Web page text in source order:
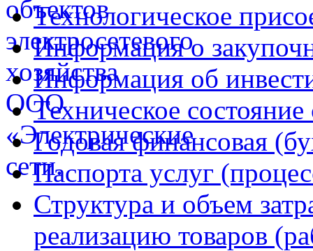
Технологическое
Информация о
Информация об
Техническое состояние
Годовая финансовая
Паспорта услуг
Структура и объем
реализацию товаров